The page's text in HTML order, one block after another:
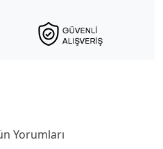
Yorumları